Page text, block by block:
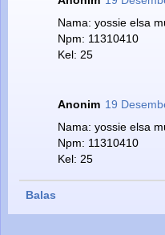
Nama: yossie elsa
Npm: 11310410
Kel: 25
Anonim 19
Nama: yossie elsa
Npm: 11310410
Kel: 25
Balas